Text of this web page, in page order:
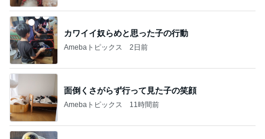
カワイイ奴らめと思った子の行動
Amebaトピックス 2日前
面倒くさがらず行って見た子の笑顔
Amebaトピックス 11時間前